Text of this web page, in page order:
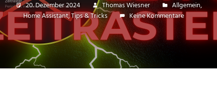
20. Dezember 2024 Thomas Wiesner Allgemein,
Home Assistant,Tips & Tricks Keine Kommentare